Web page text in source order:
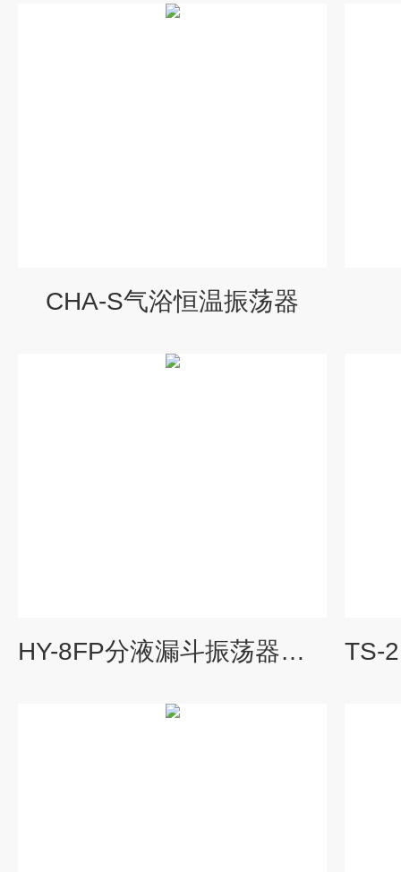
CHA-S气浴恒温振荡器
HY-8FP分液漏斗振荡器厂家